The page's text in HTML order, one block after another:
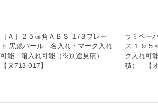
ク
入
れ
［Ａ］２５㎝角ＡＢＳ １/３プレー
ト 黒銀パール 名入れ・マーク入れ
可能 箱入れ可能（※別途見積）
【ヌ713-017】
ラミペー
ス １９５
ク入れ可
積） 【オ